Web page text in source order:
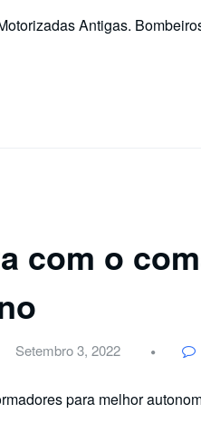
Antigas.
com o
Setembro 3, 2022
para melhor